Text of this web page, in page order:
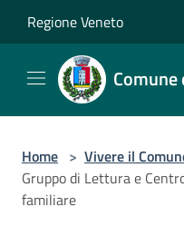
Regione Veneto
Home > Vivere il
Gruppo di Lettura e
familiare